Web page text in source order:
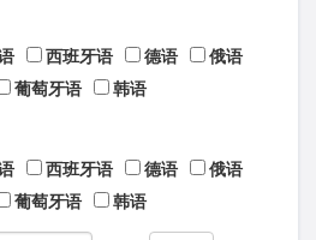
西班牙语 德语
俄语
葡萄牙语 韩语
西班牙语 德语
俄语
葡萄牙语 韩语